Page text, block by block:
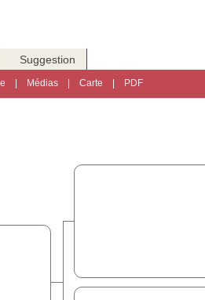
Suggestion
Médias |Carte PDF